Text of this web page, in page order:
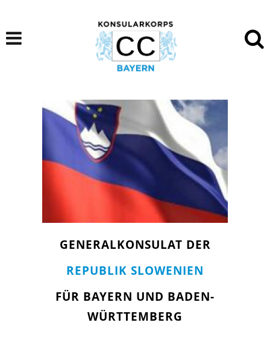
GENERALKONSULAT DER
REPUBLIK SLOWENIEN
FÜR BAYERN UND BADEN-
WÜRTTEMBERG